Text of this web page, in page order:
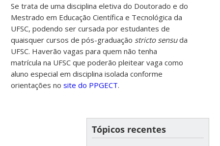
Se trata de uma disciplina eletiva do Doutorado e do
Mestrado em Educação Científica e Tecnológica da
UFSC, podendo ser cursada por estudantes de
quaisquer cursos de pós-graduação stricto sensuda
UFSC. Haverão vagas para quem não tenha
matrícula na UFSC que poderão pleitear vaga como
aluno especial em disciplina isolada conforme
orientações nosite do PPGECT.
Tópicos recentes